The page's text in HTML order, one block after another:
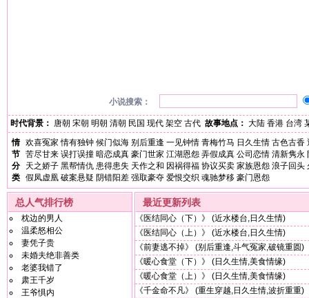
小说搜索：
时代背景： 唐朝 宋朝 明朝 清朝 民国 现代 架空 古代 故事地点： 大陆 香港 台湾
情
节
分
类
欢喜冤家 情有独钟 候门似海 别后重逢 一见钟情 青梅竹马 日久生情 古色古香
苦尽甘来 误打误撞 暗恋成真 豪门世家 江湖恩怨 弄假成真 公司恋情 清新隽永
天之娇子 黑帮情仇 患得患失 天作之和 因祸得福 协议买卖 家族恩怨 浪子回头
假凤虚凰 破案悬疑 阴错阳差 强取豪夺 爱恨交织 魂驰梦移 豪门恩怨
总人气排行榜
枕边的男人
温柔怒相公
妻凭子贵
未婚夫绝非善类
老婆我错了
肃王千岁
王爷惧内
最近更新列表
《医结同心（下）》
(近水楼台,日久生情)
《医结同心（上）》
(近水楼台,日久生情)
《前妻逃不掉》
(别后重逢,斗气冤家,破镜重圆)
《暖心食堂（下）》
(日久生情,美食情缘)
《暖心食堂（上）》
(日久生情,美食情缘)
《千金命不凡》
(重生穿越,日久生情,波折重重)